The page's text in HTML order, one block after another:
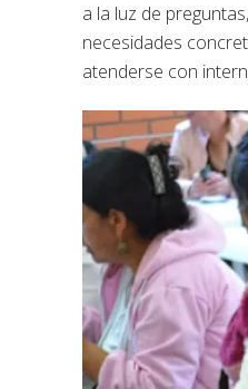
a la luz de
necesidades
atenderse con